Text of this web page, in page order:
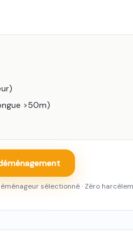
>50m)
sélectionné · Zéro